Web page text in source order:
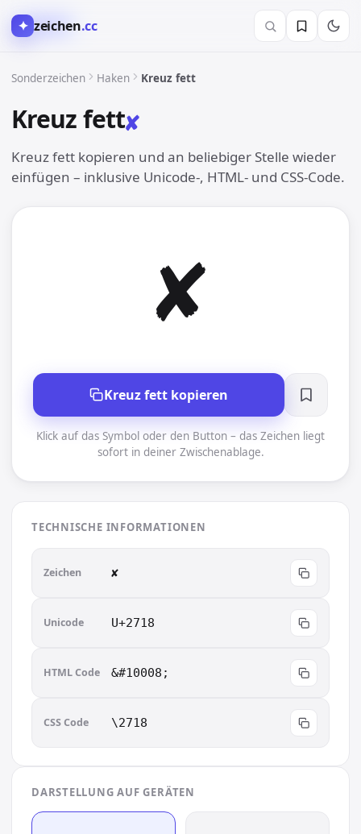
✦ zeichen.cc
Sonderzeichen Haken Kreuz fett
Kreuz fett✘︎
Kreuz fett kopieren und an beliebiger Stelle wieder
einfügen – inklusive Unicode-, HTML- und CSS-Code.
✓︎ Haken
✘︎
Kreuz fett kopieren
Klick auf das Symbol oder den Button – das Zeichen liegt
sofort in deiner Zwischenablage.
TECHNISCHE INFORMATIONEN
Zeichen ✘︎
Unicode U+2718
HTML Code &#10008;
CSS Code \2718
DARSTELLUNG AUF GERÄTEN